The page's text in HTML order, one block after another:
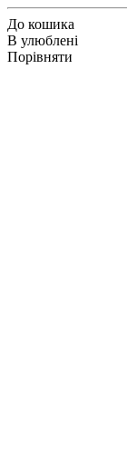
До кошика
В улюблені
Порівняти